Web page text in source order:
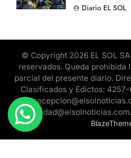
Diario EL SOL
© Copyright 2026 EL SOL
reservados. Queda prohibida
parcial del presente diario.
Clasificados y Edictos: 4257-